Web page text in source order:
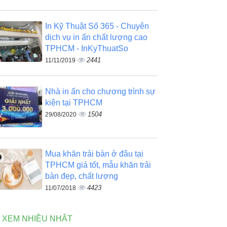
In Kỹ Thuật Số 365 - Chuyên
dịch vụ in ấn chất lượng cao
TPHCM - InKyThuatSo
11/11/2019 2441
Nhà in ấn cho chương trình sự
kiện tại TPHCM
29/08/2020 1504
Mua khăn trải bàn ở đâu tại
TPHCM giá tốt, mẫu khăn trải
bàn đẹp, chất lượng
11/07/2018 4423
XEM NHIỀU NHẤT